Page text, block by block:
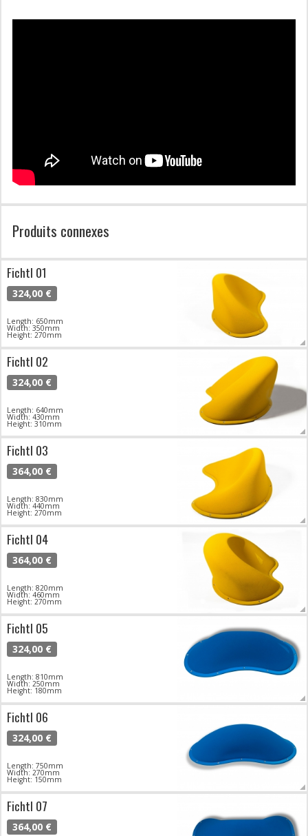
Produits connexes
Fichtl 01
324,00 €
Length: 650mm
Width: 350mm
Height: 270mm
Fichtl 02
324,00 €
Length: 640mm
Width: 430mm
Height: 310mm
Fichtl 03
364,00 €
Length: 830mm
Width: 440mm
Height: 270mm
Fichtl 04
364,00 €
Length: 820mm
Width: 460mm
Height: 270mm
Fichtl 05
324,00 €
Length: 810mm
Width: 250mm
Height: 180mm
Fichtl 06
324,00 €
Length: 750mm
Width: 270mm
Height: 150mm
Fichtl 07
364,00 €